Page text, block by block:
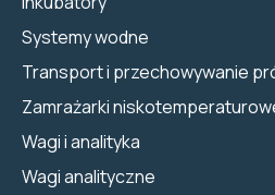
Systemy wodne
Transport i przechowywanie
Zamrażarki
Wagi i analityka
Wagi analityczne